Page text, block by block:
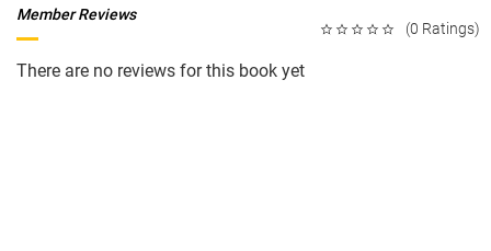
(0 Ratings)
Member Reviews
There are no reviews for this book yet